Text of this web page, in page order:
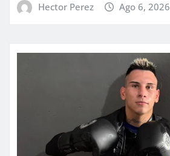
Hector Perez Ago 6, 2026